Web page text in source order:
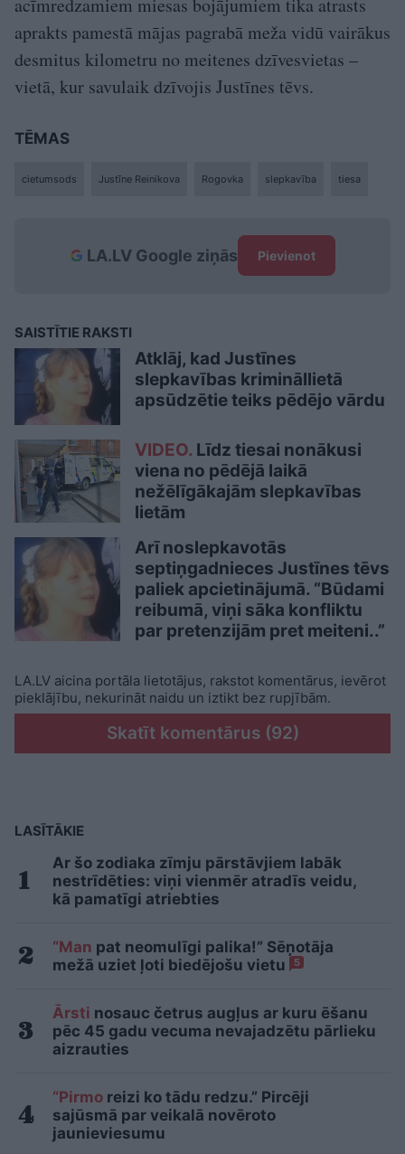
aprakts pamestā mājas pagrabā meža vidū vairākus
desmitus kilometru no meitenes dzīvesvietas –
vietā, kur savulaik dzīvojis Justīnes tēvs.
TĒMAS
cietumsods Justīne Reinikova Rogovka slepkavība tiesa
LA.LV Google ziņās Pievienot
SAISTĪTIE RAKSTI
Atklāj, kad Justīnes
slepkavības krimināllietā
apsūdzētie teiks pēdējo vārdu
VIDEO. Līdz tiesai nonākusi
viena no pēdējā laikā
nežēlīgākajām slepkavības
lietām
Arī noslepkavotās
septiņgadnieces Justīnes tēvs
paliek apcietinājumā. “Būdami
reibumā, viņi sāka konfliktu
par pretenzijām pret meiteni..”
LA.LV aicina portāla lietotājus, rakstot komentārus, ievērot
pieklājību, nekurināt naidu un iztikt bez rupjībām.
Skatīt komentārus (92)
LASĪTĀKIE
Ar šo zodiaka zīmju pārstāvjiem labāk
nestrīdēties: viņi vienmēr atradīs veidu,
kā pamatīgi atriebties
“Man pat neomulīgi palika!” Sēņotāja
mežā uziet ļoti biedējošu vietu
5
Ārsti nosauc četrus augļus ar kuru ēšanu
pēc 45 gadu vecuma nevajadzētu pārlieku
aizrauties
“Pirmo reizi ko tādu redzu.” Pircēji
sajūsmā par veikalā novēroto
jaunieviesumu